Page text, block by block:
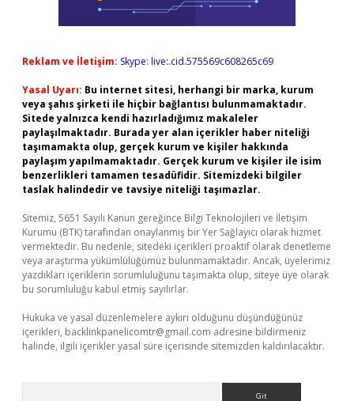
Reklam ve İletişim: Skype: live:.cid.575569c608265c69
Yasal Uyarı: Bu internet sitesi, herhangi bir marka, kurum
veya şahıs şirketi ile hiçbir bağlantısı bulunmamaktadır.
Sitede yalnızca kendi hazırladığımız makaleler
paylaşılmaktadır. Burada yer alan içerikler haber niteliği
taşımamakta olup, gerçek kurum ve kişiler hakkında
paylaşım yapılmamaktadır. Gerçek kurum ve kişiler ile isim
benzerlikleri tamamen tesadüfidir. Sitemizdeki bilgiler
taslak halindedir ve tavsiye niteliği taşımazlar.
Sitemiz, 5651 Sayılı Kanun gereğince Bilgi Teknolojileri ve İletişim
Kurumu (BTK) tarafından onaylanmış bir Yer Sağlayıcı olarak hizmet
vermektedir. Bu nedenle, sitedeki içerikleri proaktif olarak denetleme
veya araştırma yükümlülüğümüz bulunmamaktadır. Ancak, üyelerimiz
yazdıkları içeriklerin sorumluluğunu taşımakta olup, siteye üye olarak
bu sorumluluğu kabul etmiş sayılırlar.
Hukuka ve yasal düzenlemelere aykırı olduğunu düşündüğünüz
içerikleri, backlinkpanelicomtr@gmail.com adresine bildirmeniz
halinde, ilgili içerikler yasal süre içerisinde sitemizden kaldırılacaktır.